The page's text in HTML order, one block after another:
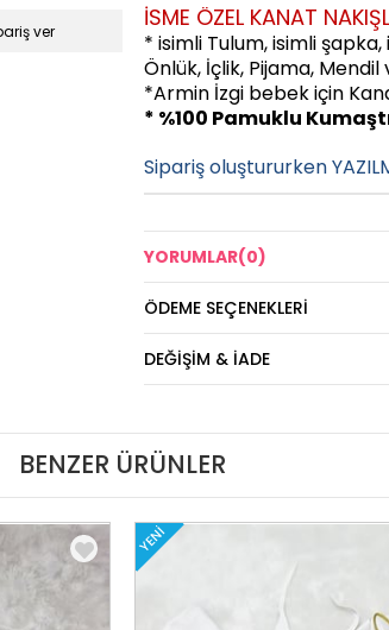
ver İSME ÖZEL KANAT
* isimli Tulum, isimli
Önlük, İçlik, Pijama, Mendil
*Armin İzgi bebek için
* %100 Pamuklu
Sipariş oluştururken
YORUMLAR(0)
ÖDEME SEÇENEKLERI
DEĞIŞIM & İADE
BENZER ÜRÜNLER
YENI